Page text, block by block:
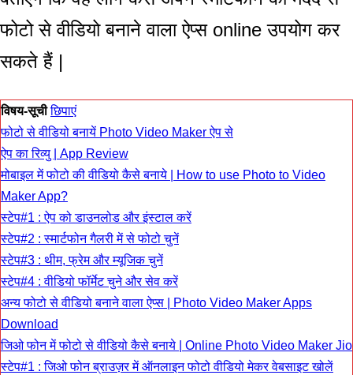
फोटो से वीडियो बनाने वाला ऐप्स online उपयोग कर
सकते हैं |
विषय-सूचीछिपाएं
फोटो से वीडियो बनायें Photo Video Maker ऐप से
ऐप का रिव्यु | App Review
मोबाइल में फोटो की वीडियो कैसे बनाये | How to use Photo to Video
Maker App?
स्टेप#1 : ऐप को डाउनलोड और इंस्टाल करें
स्टेप#2 : स्मार्टफोन गैलरी में से फोटो चुनें
स्टेप#3 : थीम, फ्रेम और म्यूजिक चुनें
स्टेप#4 : वीडियो फॉर्मेट चुने और सेव करें
अन्य फोटो से वीडियो बनाने वाला ऐप्स | Photo Video Maker Apps
Download
जिओ फोन में फोटो से वीडियो कैसे बनाये | Online Photo Video Maker Jio
स्टेप#1 : जिओ फोन ब्राउज़र में ऑनलाइन फोटो वीडियो मेकर वेबसाइट खोलें